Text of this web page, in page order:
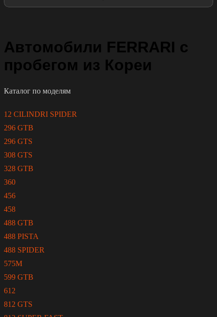
Автомобили FERRARI с
пробегом из Кореи
Каталог по моделям
12 CILINDRI SPIDER
296 GTB
296 GTS
308 GTS
328 GTB
360
456
458
488 GTB
488 PISTA
488 SPIDER
575M
599 GTB
612
812 GTS